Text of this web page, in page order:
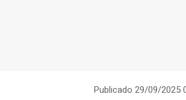
Publicado 29/09/2025